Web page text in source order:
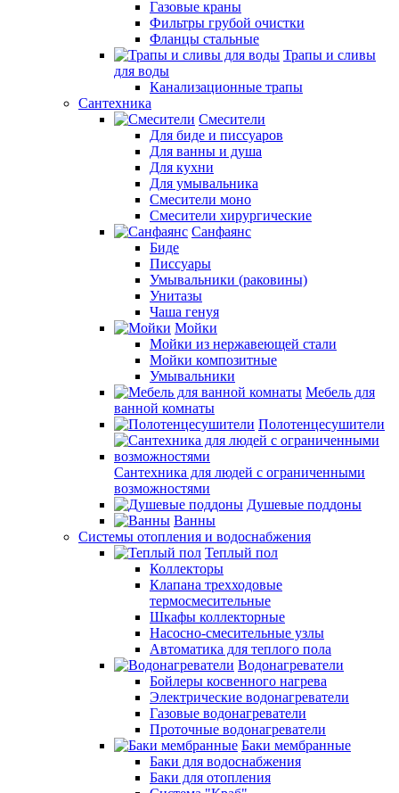
Газовые краны
Фильтры грубой очистки
Фланцы стальные
Трапы и сливы
для воды
Канализационные трапы
Сантехника
Смесители
Для биде и писсуаров
Для ванны и душа
Для кухни
Для умывальника
Смесители моно
Смесители хирургические
Санфаянс
Биде
Писсуары
Умывальники (раковины)
Унитазы
Чаша генуя
Мойки
Мойки из нержавеющей стали
Мойки композитные
Умывальники
Мебель для
ванной комнаты
Полотенцесушители
Сантехника для людей с ограниченными
возможностями
Душевые поддоны
Ванны
Системы отопления и водоснабжения
Теплый пол
Коллекторы
Клапана трехходовые
термосмесительные
Шкафы коллекторные
Насосно-смесительные узлы
Автоматика для теплого пола
Водонагреватели
Бойлеры косвенного нагрева
Электрические водонагреватели
Газовые водонагреватели
Проточные водонагреватели
Баки мембранные
Баки для водоснабжения
Баки для отопления